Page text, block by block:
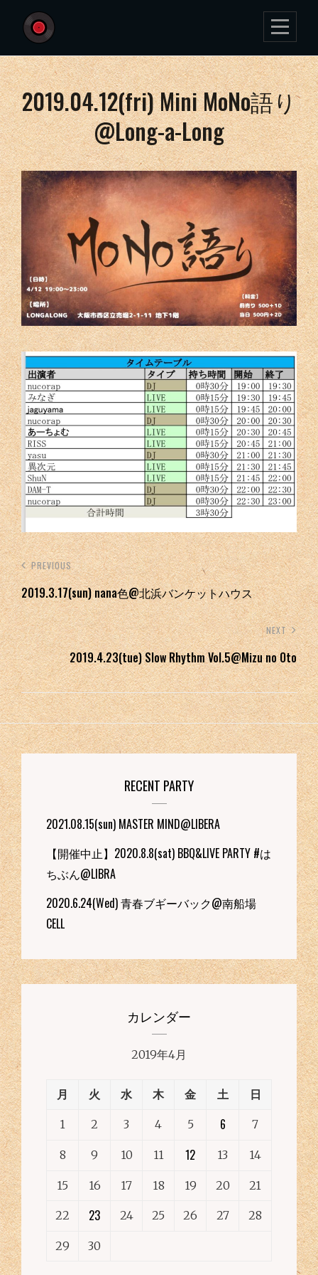
2019.04.12(fri) Mini MoNo語り
@Long-a-Long
投
稿
ナ
ビ
ゲ
ー
シ
ョ
ン
PREVIOUS
2019.3.17(sun) nana色@北浜バンケットハウス
NEXT
2019.4.23(tue) Slow Rhythm Vol.5@Mizu no Oto
RECENT PARTY
2021.08.15(sun) MASTER MIND@LIBERA
【開催中止】2020.8.8(sat) BBQ&LIVE PARTY #は
ちぶん@LIBRA
2020.6.24(Wed) 青春ブギーバック@南船場
CELL
カレンダー
2019年4月
月 火 水 木 金 土 日
1 2 3 4 5 6 7
8 9 10 11 12 13 14
15 16 17 18 19 20 21
22 23 24 25 26 27 28
29 30